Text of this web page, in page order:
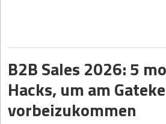
einen tatsächlichen Mehrwert im Alltag.
liefern hierzu einige spannende
Der praktische Nutzen entscheidet
B2B Sales 2026: 5
Hacks, um am
vorbeizukommen